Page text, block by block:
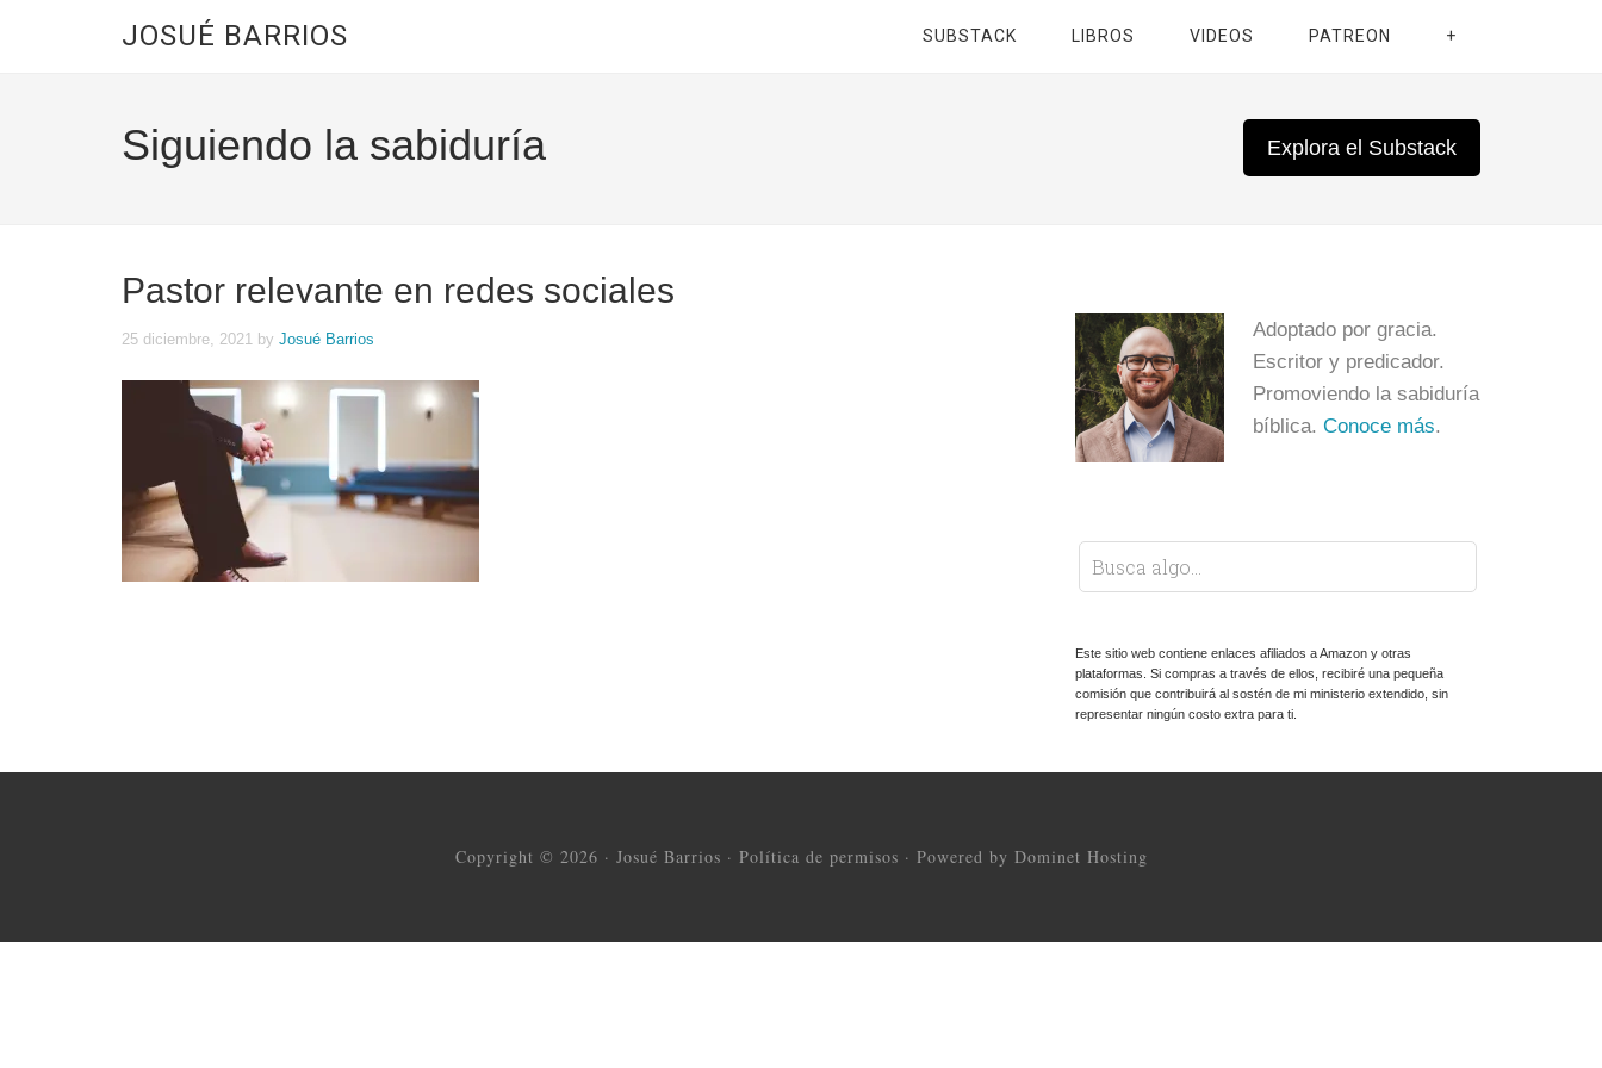
JOSUÉ BARRIOS SUBSTACK LIBROS VIDEOS PATREON +
Siguiendo la sabiduría Explora el Substack
Pastor relevante en redes sociales
25 diciembre, 2021 by Josué Barrios
Adoptado por gracia.
Escritor y predicador.
Promoviendo la sabiduría
bíblica. Conoce más.
Este sitio web contiene enlaces afiliados a Amazon y otras
plataformas. Si compras a través de ellos, recibiré una pequeña
comisión que contribuirá al sostén de mi ministerio extendido, sin
representar ningún costo extra para ti.
Copyright © 2026 · Josué Barrios · Política de permisos · Powered by Dominet Hosting